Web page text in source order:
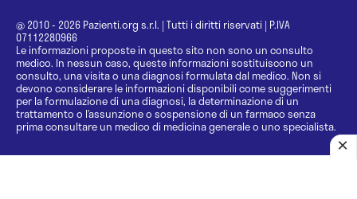
@ 2010 - 2026 Pazienti.org s.r.l. | Tutti i diritti riservati | P.IVA
07112280966
Le informazioni proposte in questo sito non sono un consulto
medico. In nessun caso, queste informazioni sostituiscono un
consulto, una visita o una diagnosi formulata dal medico. Non si
devono considerare le informazioni disponibili come suggerimenti
per la formulazione di una diagnosi, la determinazione di un
trattamento o l’assunzione o sospensione di un farmaco senza
prima consultare un medico di medicina generale o uno specialista.